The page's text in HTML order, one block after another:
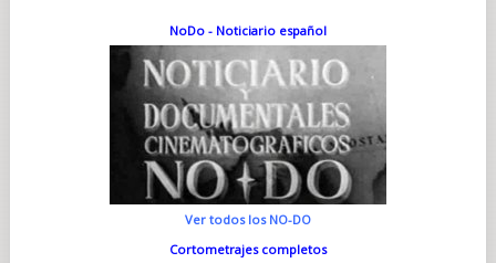
NoDo - Noticiario español
Ver todos los NO-DO
Cortometrajes completos